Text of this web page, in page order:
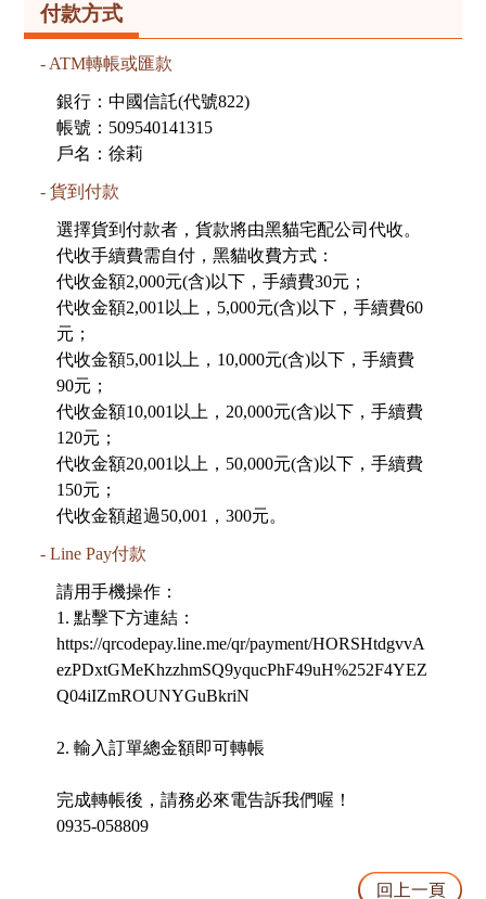
付款方式
ATM轉帳或匯款
銀行：中國信託(代號822)
帳號：509540141315
戶名：徐莉
貨到付款
選擇貨到付款者，貨款將由黑貓宅配公司代收。
代收手續費需自付，黑貓收費方式：
代收金額2,000元(含)以下，手續費30元；
代收金額2,001以上，5,000元(含)以下，手續費60
元；
代收金額5,001以上，10,000元(含)以下，手續費
90元；
代收金額10,001以上，20,000元(含)以下，手續費
120元；
代收金額20,001以上，50,000元(含)以下，手續費
150元；
Line Pay付款
請用手機操作：
1. 點擊下方連結：
https://qrcodepay.line.me/qr/payment/HORSHtdgvvA
ezPDxtGMeKhzzhmSQ9yqucPhF49uH%252F4YEZ
Q04iIZmROUNYGuBkriN
2. 輸入訂單總金額即可轉帳
完成轉帳後，請務必來電告訴我們喔！
0935-058809